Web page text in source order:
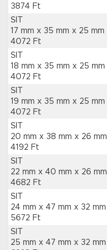
3874 Ft
SIT
17 mm x 35 mm x 25 mm
4072 Ft
SIT
18 mm x 35 mm x 25 mm
4072 Ft
SIT
19 mm x 35 mm x 25 mm
4072 Ft
SIT
20 mm x 38 mm x 26 mm
4192 Ft
SIT
22 mm x 40 mm x 26 mm
4682 Ft
SIT
24 mm x 47 mm x 32 mm
5672 Ft
SIT
25 mm x 47 mm x 32 mm